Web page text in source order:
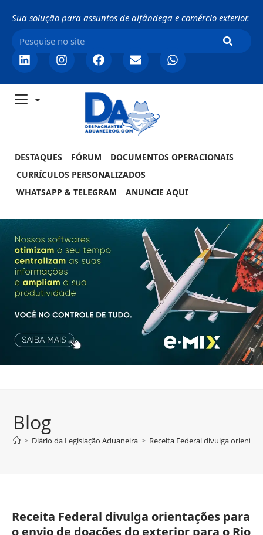
Sua solução para assuntos de alfândega e comércio exterior.
DESTAQUES FÓRUM
DOCUMENTOS OPERACIONAIS
CURRÍCULOS PERSONALIZADOS
WHATSAPP & TELEGRAM
ANUNCIE AQUI
Blog
> Diário da Legislação Aduaneira > Receita Federal divulga
Receita Federal divulga orientações para
o envio de doações do exterior para o Rio